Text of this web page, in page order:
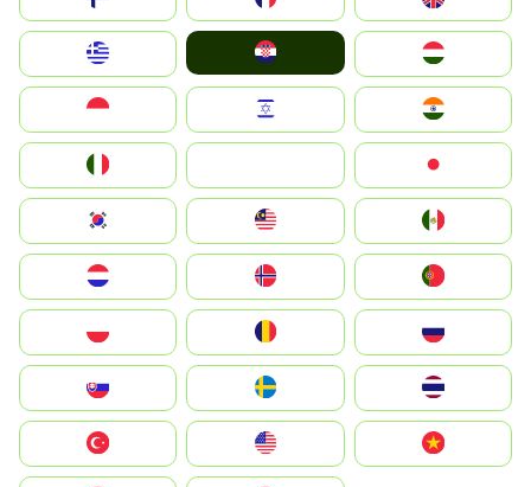
Magyarország
South Korea
United States